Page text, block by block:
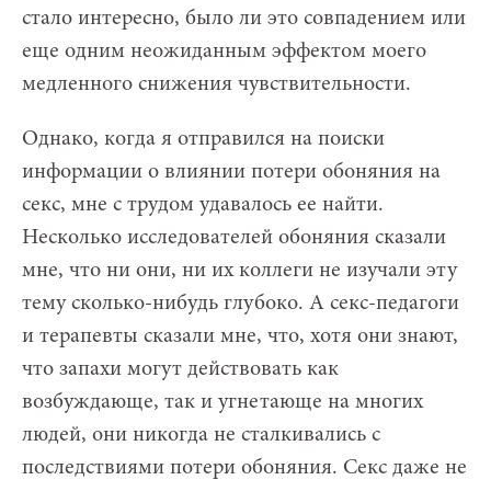
стало интересно, было ли это совпадением или
еще одним неожиданным эффектом моего
медленного снижения чувствительности.
Однако, когда я отправился на поиски
информации о влиянии потери обоняния на
секс, мне с трудом удавалось ее найти.
Несколько исследователей обоняния сказали
мне, что ни они, ни их коллеги не изучали эту
тему сколько-нибудь глубоко. А секс-педагоги
и терапевты сказали мне, что, хотя они знают,
что запахи могут действовать как
возбуждающе, так и угнетающе на многих
людей, они никогда не сталкивались с
последствиями потери обоняния. Секс даже не